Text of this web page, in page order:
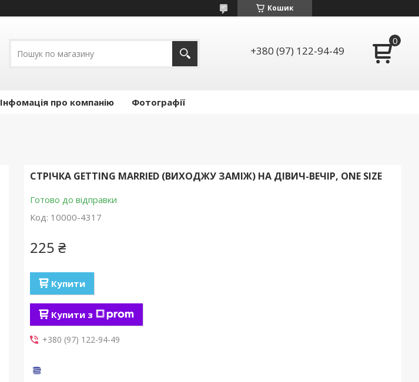
Кошик
+380 (97) 122-94-49
Інфомація про компанію Фотографії
СТРІЧКА GETTING MARRIED (ВИХОДЖУ ЗАМІЖ) НА ДІВИЧ-ВЕЧІР, ONE SIZE
Готово до відправки
Код: 10000-4317
225 ₴
Купити
Купити з
+380 (97) 122-94-49